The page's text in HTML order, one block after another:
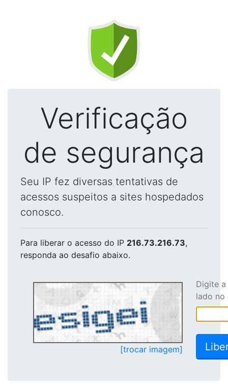
Verificação
de segurança
Seu IP fez diversas tentativas de
acessos suspeitos a sites hospedados
conosco.
Para liberar o acesso do IP 216.73.216.73,
responda ao desafio abaixo.
[trocar imagem]
Digite
lado no